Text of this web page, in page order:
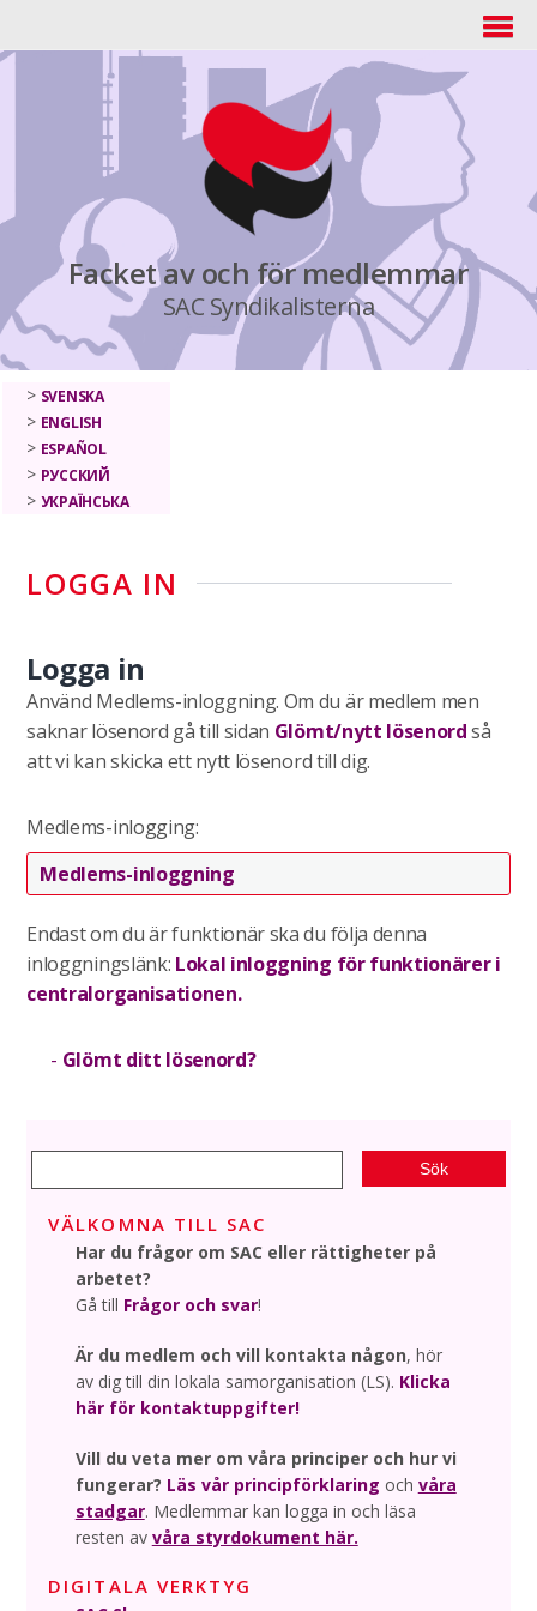
Facket av och för medlemmar
SAC Syndikalisterna
SVENSKA
ENGLISH
ESPAÑOL
РУССКИЙ
УКРАЇНСЬКА
LOGGA IN
Logga in
Använd Medlems-inloggning. Om du är medlem men
saknar lösenord gå till sidan Glömt/nytt lösenordså
att vi kan skicka ett nytt lösenord till dig.
Medlems-inlogging:
Medlems-inloggning
Endast om du är funktionär ska du följa denna
inloggningslänk: Lokal inloggning för funktionärer i
centralorganisationen.
Glömt ditt lösenord?
VÄLKOMNA TILL SAC
Har du frågor om SAC eller rättigheter på
arbetet?
Gå till Frågor och svar!
Är du medlem och vill kontakta någon, hör
av dig till din lokala samorganisation (LS). Klicka
här för kontaktuppgifter!
Vill du veta mer om våra principer och hur vi
fungerar? Läs vår principförklaring och våra
stadgar. Medlemmar kan logga in och läsa
resten av våra styrdokument här.
DIGITALA VERKTYG